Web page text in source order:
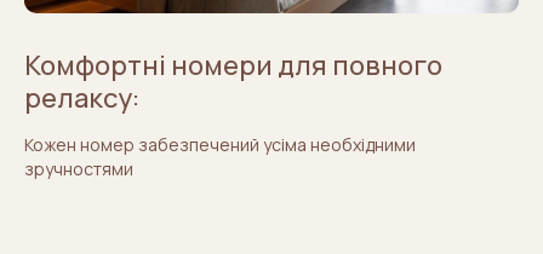
Комфортні номери для повного
релаксу:
Кожен номер забезпечений усіма необхідними
зручностями